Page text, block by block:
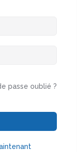
passe oublié ?